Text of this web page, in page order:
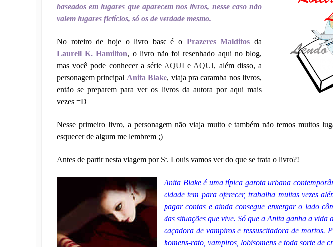
baseados em lugares que aparecem nos livros, nesse caso não
valem lugares fictícios, só os de verdade mesmo.
No roteiro de hoje o livro base é o Prazeres Malditos da
Laurell K. Hamilton, o livro não foi resenhado aqui no blog,
mas você pode conhecer a série AQUI e AQUI, além disso, a
personagem principal Anita Blake, viaja pra caramba nos livros,
então se preparem para ver os livros da autora por aqui mais
vezes =D
Nesse primeiro livro, a personagem não viaja muito e também não temos muitos
esquecer de algum me lembrem ;)
Antes de partir nesta viagem por St. Louis vamos ver do que se trata o livro?!
Anita Blake é uma típica garota urbana
cidade tem para oferecer, trabalha muitas vezes
pagar contas e ainda consegue enxergar o lado
das situações que vive. Só que a Anita ganha a vida
caçadora de vampiros e ressuscitadora de mortos.
homens-rato, vampiros, lobisomens e toda sorte de